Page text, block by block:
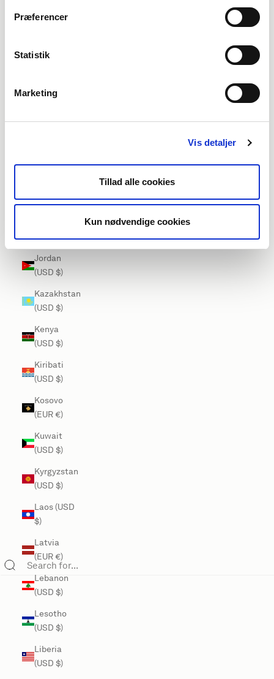
Præferencer
Statistik
Marketing
Vis detaljer
Tillad alle cookies
Kun nødvendige cookies
(EUR €)
(EUR €)
$)
(USD $)
(USD $)
(EUR €)
Jordan
(USD $)
Kazakhstan
(USD $)
Kenya
(USD $)
Kiribati
(USD $)
Kosovo
(EUR €)
Kuwait
(USD $)
Kyrgyzstan
(USD $)
Laos (USD
$)
Latvia
(EUR €)
Lebanon
(USD $)
Lesotho
(USD $)
Liberia
(USD $)